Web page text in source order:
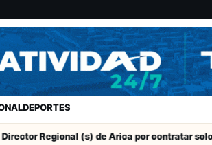
DEPORTES
Regional (s) de Arica por contratar solo